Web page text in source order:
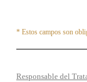
* Estos campos son
Responsable del